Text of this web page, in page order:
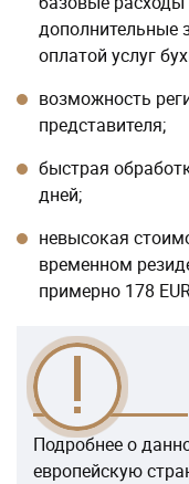
дополнительные
оплатой услуг
возможность
представителя;
быстрая
дней;
невысокая
временном
примерно 178
Подробнее о
европейскую